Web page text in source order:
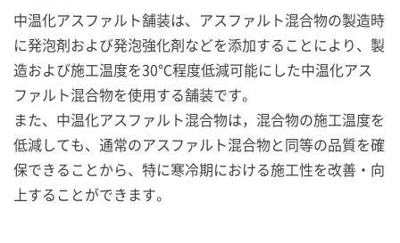
中温化アスファルト舗装は、アスファルト混合物の製造時
に発泡剤および発泡強化剤などを添加することにより、製
造および施工温度を30℃程度低減可能にした中温化アス
ファルト混合物を使用する舗装です。
また、中温化アスファルト混合物は，混合物の施工温度を
低減しても、通常のアスファルト混合物と同等の品質を確
保できることから、特に寒冷期における施工性を改善・向
上することができます。